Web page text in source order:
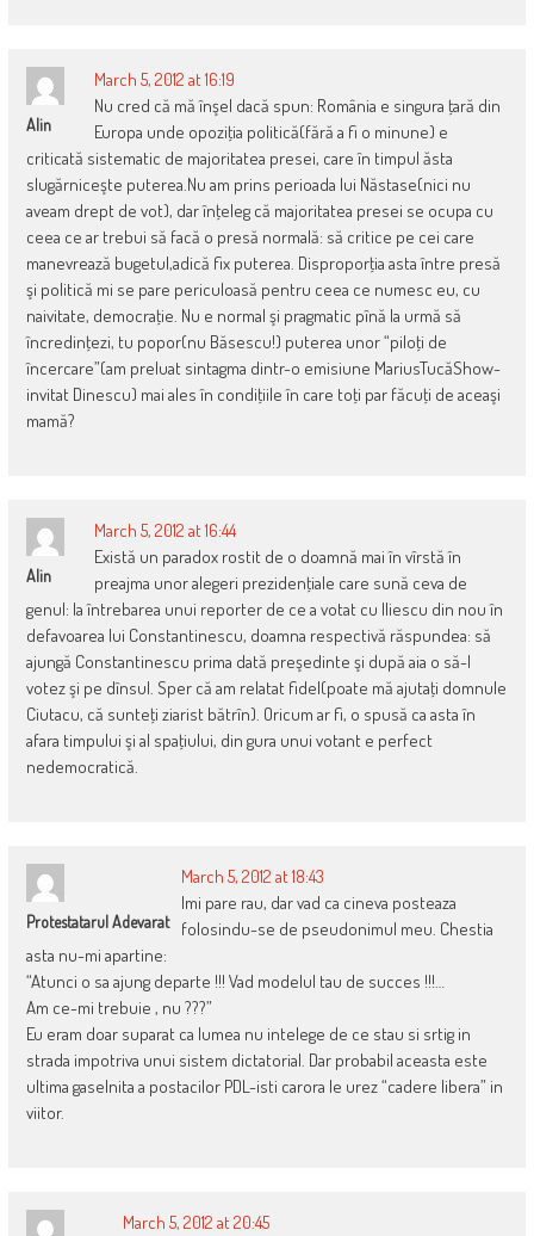
Alin
March 5, 2012 at 16:19
Nu cred că mă înşel dacă spun: România e singura ţară din
Europa unde opoziţia politică(fără a fi o minune) e
criticată sistematic de majoritatea presei, care în timpul ăsta
slugărniceşte puterea.Nu am prins perioada lui Năstase(nici nu
aveam drept de vot), dar înţeleg că majoritatea presei se ocupa cu
ceea ce ar trebui să facă o presă normală: să critice pe cei care
manevrează bugetul,adică fix puterea. Disproporţia asta între presă
şi politică mi se pare periculoasă pentru ceea ce numesc eu, cu
naivitate, democraţie. Nu e normal şi pragmatic pînă la urmă să
încredinţezi, tu popor(nu Băsescu!) puterea unor “piloţi de
încercare”(am preluat sintagma dintr-o emisiune MariusTucăShow-
invitat Dinescu) mai ales în condiţiile în care toţi par făcuţi de aceaşi
mamă?
Alin
March 5, 2012 at 16:44
Există un paradox rostit de o doamnă mai în vîrstă în
preajma unor alegeri prezidenţiale care sună ceva de
genul: la întrebarea unui reporter de ce a votat cu Iliescu din nou în
defavoarea lui Constantinescu, doamna respectivă răspundea: să
ajungă Constantinescu prima dată preşedinte şi după aia o să-l
votez şi pe dînsul. Sper că am relatat fidel(poate mă ajutaţi domnule
Ciutacu, că sunteţi ziarist bătrîn). Oricum ar fi, o spusă ca asta în
afara timpului şi al spaţiului, din gura unui votant e perfect
nedemocratică.
Protestatarul Adevarat
March 5, 2012 at 18:43
Imi pare rau, dar vad ca cineva posteaza
folosindu-se de pseudonimul meu. Chestia
asta nu-mi apartine:
“Atunci o sa ajung departe !!! Vad modelul tau de succes !!!…
Am ce-mi trebuie , nu ???”
Eu eram doar suparat ca lumea nu intelege de ce stau si srtig in
strada impotriva unui sistem dictatorial. Dar probabil aceasta este
ultima gaselnita a postacilor PDL-isti carora le urez “cadere libera” in
viitor.
March 5, 2012 at 20:45